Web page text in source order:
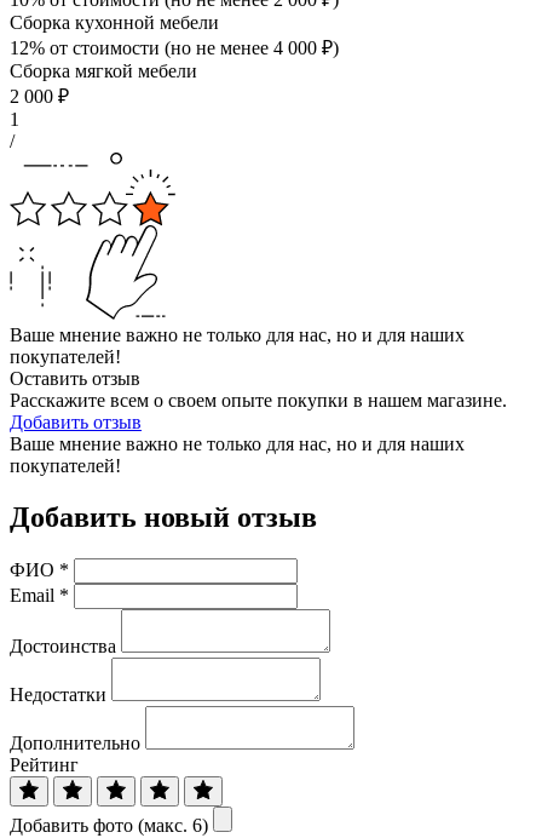
Сборка кухонной мебели
12% от стоимости (но не менее 4 000 ₽)
Сборка мягкой мебели
2 000 ₽
1
/
Ваше мнение важно не только для нас, но и для наших
покупателей!
Оставить отзыв
Расскажите всем о своем опыте покупки в нашем магазине.
Добавить отзыв
Ваше мнение важно не только для нас, но и для наших
покупателей!
Добавить новый отзыв
ФИО *
Email *
Достоинства
Недостатки
Дополнительно
Рейтинг
Добавить фото (макс. 6)